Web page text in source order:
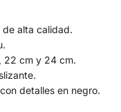
alta calidad.
22 cm y 24 cm.
detalles en negro.